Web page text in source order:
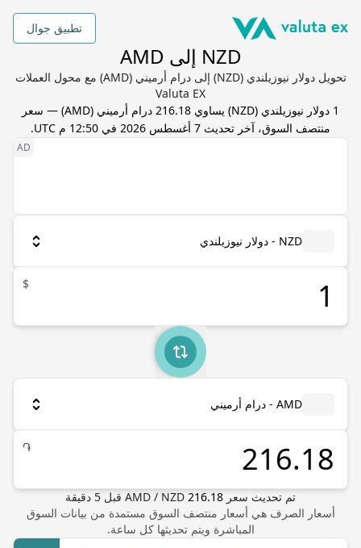
تطبيق جوال
NZD إلى AMD
تحويل دولار نيوزيلندي (NZD) إلى درام أرميني (AMD) مع محول العملات
Valuta EX
1 دولار نيوزيلندي (
NZD) يساوي 216.18 درام أرميني (
AMD) — سعر
منتصف السوق، آخر تحديث 7 أغسطس 2026 في 12:50 م UTC .
NZD - دولار نيوزيلندي
$
AMD - درام أرميني
֏
تم تحديث سعر AMD / NZD 216.18 قبل 5 دقيقة
أسعار الصرف هي أسعار منتصف السوق مستمدة من بيانات السوق
المباشرة ويتم تحديثها كل ساعة.